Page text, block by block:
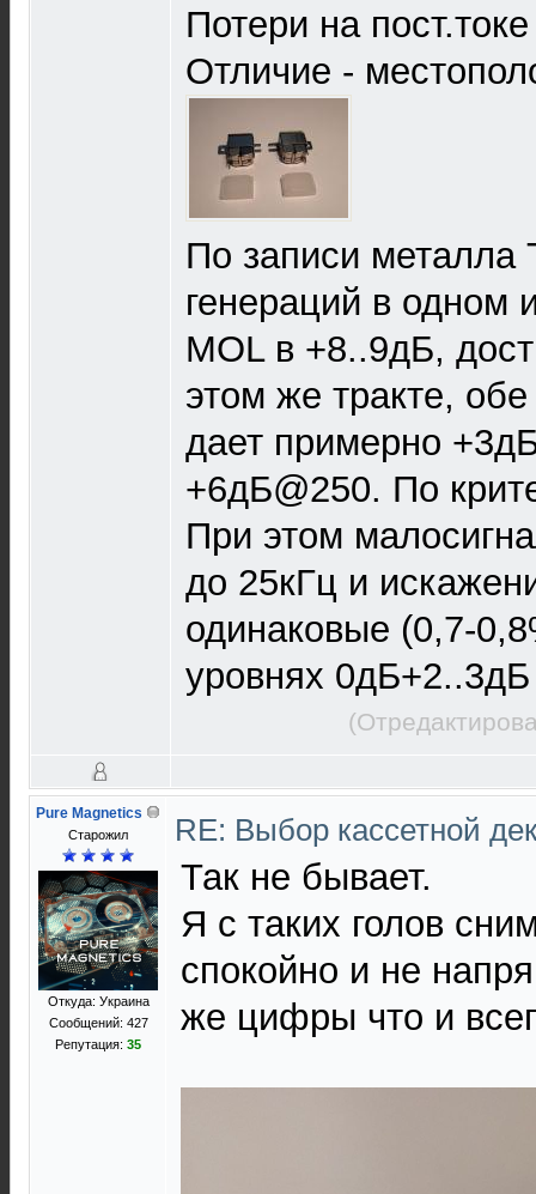
Потери на
Отличие -
По записи
генераций в одном
МОL в +8..9дБ,
этом же тракте,
дает примерно
+6дБ@250. По
При этом
до 25кГц и
одинаковые (0,7-
уровнях
Pure Magnetics
Старожил
Откуда: Украина
Сообщений: 427
Репутация: 35
RE: Выбор кассетной
Так не бывает.
Я с таких голов
спокойно и не
же цифры что и